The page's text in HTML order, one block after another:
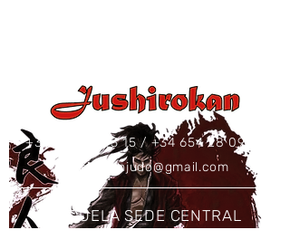
+34 637 86 43 15/+34 654 28 09 73
jushirokanjudo@gmail.com
ESCUELA SEDE CENTRAL